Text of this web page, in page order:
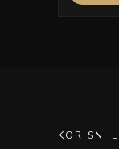
KORISNI